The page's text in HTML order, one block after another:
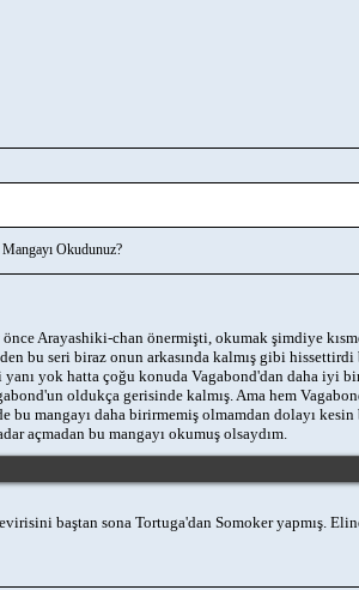
Okudunuz?
Arayashiki-chan önermişti, okumak şimdiye
bu seri biraz onun arkasında kalmış gibi
yanı yok hatta çoğu konuda Vagabond'dan daha iyi
oldukça gerisinde kalmış. Ama hem
bu mangayı daha birirmemiş olmamdan dolayı
açmadan bu mangayı okumuş olsaydım.
baştan sona Tortuga'dan Somoker yapmış.